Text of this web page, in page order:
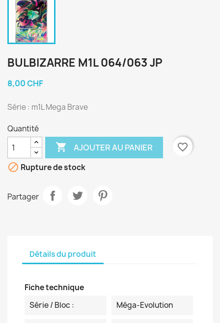
BULBIZARRE M1L 064/063 JP
8,00 CHF
Série : m1L Mega Brave
Quantité
 AJOUTER AU PANIER
favorite_border
 Rupture de stock
Partager
Détails du produit
Fiche technique
Série / Bloc :
Méga-Evolution